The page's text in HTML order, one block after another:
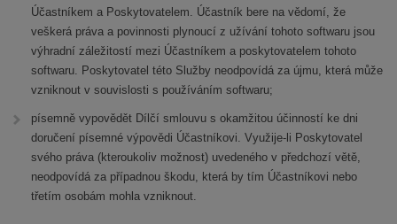
Účastníkem a Poskytovatelem. Účastník bere na vědomí, že
veškerá práva a povinnosti plynoucí z užívání tohoto softwaru jsou
výhradní záležitostí mezi Účastníkem a poskytovatelem tohoto
softwaru. Poskytovatel této Služby neodpovídá za újmu, která může
vzniknout v souvislosti s používáním softwaru;
písemně vypovědět Dílčí smlouvu s okamžitou účinností ke dni
doručení písemné výpovědi Účastníkovi. Využije-li Poskytovatel
svého práva (kteroukoliv možnost) uvedeného v předchozí větě,
neodpovídá za případnou škodu, která by tím Účastníkovi nebo
třetím osobám mohla vzniknout.